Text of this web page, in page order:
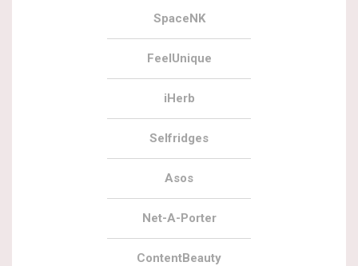
SpaceNK
FeelUnique
iHerb
Selfridges
Asos
Net-A-Porter
ContentBeauty